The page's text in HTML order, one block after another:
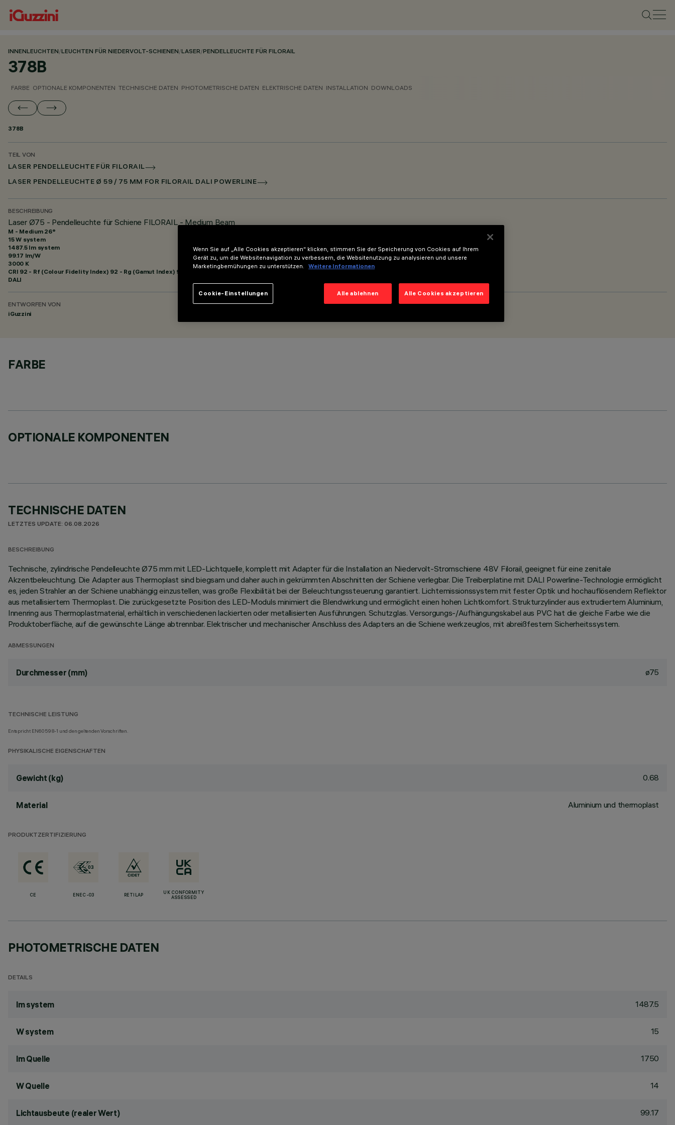
INNENLEUCHTEN/LEUCHTEN FÜR NIEDERVOLT-SCHIENEN/LASER/PENDELLEUCHTE FÜR FILORAIL
378B
FARBE OPTIONALE KOMPONENTEN TECHNISCHE DATEN PHOTOMETRISCHE DATEN ELEKTRISCHE DATEN INSTALLATION DOWNLOADS
378B
TEIL VON
LASER PENDELLEUCHTE FÜR FILORAIL
LASER PENDELLEUCHTE Ø 59 / 75 MM FOR FILORAIL DALI POWERLINE
BESCHREIBUNG
Laser Ø75 - Pendelleuchte für Schiene FILORAIL - Medium Beam
M - Medium 26°
15 W system
1487.5 lm system
99.17 lm/W
3000 K
CRI 92 - Rf (Colour Fidelity Index) 92 - Rg (Gamut Index) 99
DALI
ENTWORFEN VON
iGuzzini
FARBE
OPTIONALE KOMPONENTEN
TECHNISCHE DATEN
LETZTES UPDATE: 06.08.2026
BESCHREIBUNG
Technische, zylindrische Pendelleuchte Ø75 mm mit LED-Lichtquelle, komplett mit Adapter für die Installation an Niedervolt-Stromschiene 48V Filorail, geeignet für eine zenitale
Akzentbeleuchtung. Die Adapter aus Thermoplast sind biegsam und daher auch in gekrümmten Abschnitten der Schiene verlegbar. Die Treiberplatine mit DALI Powerline-Technologie ermöglicht
es, jeden Strahler an der Schiene unabhängig einzustellen, was große Flexibilität bei der Beleuchtungssteuerung garantiert. Lichtemissionssystem mit fester Optik und hochauflösendem Reflektor
aus metallisiertem Thermoplast. Die zurückgesetzte Position des LED-Moduls minimiert die Blendwirkung und ermöglicht einen hohen Lichtkomfort. Strukturzylinder aus extrudiertem Aluminium,
Innenring aus Thermoplastmaterial, erhältlich in verschiedenen lackierten oder metallisierten Ausführungen. Schutzglas. Versorgungs-/Aufhängungskabel aus PVC hat die gleiche Farbe wie die
Produktoberfläche, auf die gewünschte Länge abtrennbar. Elektrischer und mechanischer Anschluss des Adapters an die Schiene werkzeuglos, mit abreißfestem Sicherheitssystem.
ABMESSUNGEN
Durchmesser (mm) ø75
TECHNISCHE LEISTUNG
Entspricht EN60598-1 und den geltenden Vorschriften.
PHYSIKALISCHE EIGENSCHAFTEN
Gewicht (kg) 0.68
Material Aluminium und thermoplast
PRODUKTZERTIFIZIERUNG
CE ENEC-03 RETILAP
UK CONFORMITY
ASSESSED
PHOTOMETRISCHE DATEN
DETAILS
lm system 1487.5
W system 15
lm Quelle 1750
W Quelle 14
Lichtausbeute (realer Wert) 99.17
Wenn Sie auf „Alle Cookies akzeptieren“ klicken, stimmen Sie der Speicherung von Cookies auf Ihrem
Gerät zu, um die Websitenavigation zu verbessern, die Websitenutzung zu analysieren und unsere
Marketingbemühungen zu unterstützen.
Weitere Informationen
Alle ablehnen Alle Cookies akzeptieren
Cookie-Einstellungen